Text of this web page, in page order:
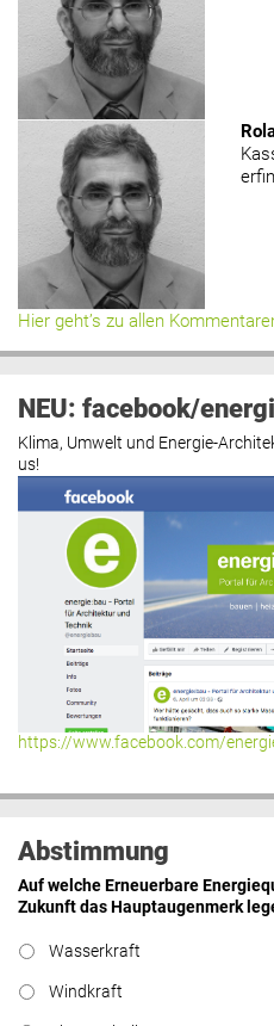
Hier geht’s zu allen
NEU: facebook/
Klima, Umwelt und Energie-
us!
https://www.facebook.com/
Abstimmung
Auf welche Erneuerbare
Zukunft das Hauptaugenmerk
Wasserkraft
Windkraft